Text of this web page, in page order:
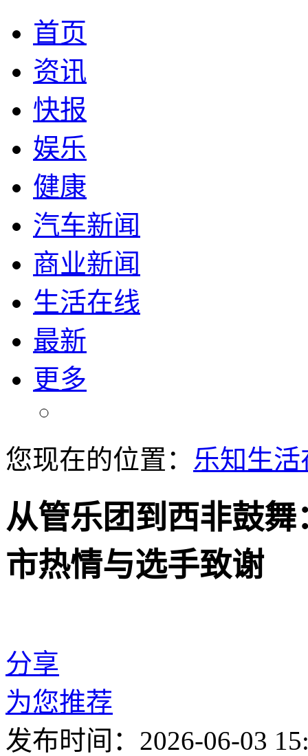
首页
资讯
快报
娱乐
健康
汽车新闻
商业新闻
生活在线
最新
更多
您现在的位置： 乐知生活
从管乐团到西非鼓
市热情与选手致谢
分享
为您推荐
发布时间：2026-06-03